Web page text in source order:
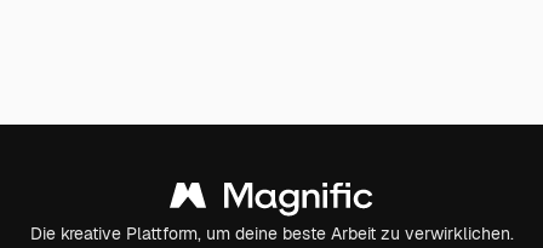
Die kreative Plattform, um deine beste Arbeit zu verwirklichen.